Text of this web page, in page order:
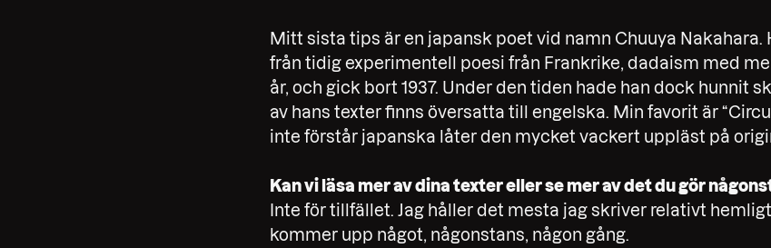
Mitt sista tips är en japansk poet vid namn Chuuya Nakahara.
från tidig experimentell poesi från Frankrike, dadaism med
år, och gick bort 1937. Under den tiden hade han dock hunnit
av hans texter finns översatta till engelska. Min favorit är
inte förstår japanska låter den mycket vackert uppläst på
Kan vi läsa mer av dina texter eller se mer av det du gör
Inte för tillfället. Jag håller det mesta jag skriver relativt
kommer upp något, någonstans, någon gång.